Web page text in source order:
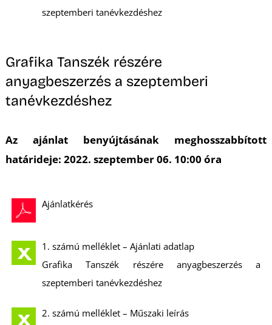
szeptemberi tanévkezdéshez
Grafika Tanszék részére
anyagbeszerzés a szeptemberi
tanévkezdéshez
Az ajánlat benyújtásának meghosszabbított
határideje: 2022. szeptember 06. 10:00 óra
Ajánlatkérés
1. számú melléklet – Ajánlati adatlap
Grafika Tanszék részére anyagbeszerzés a
szeptemberi tanévkezdéshez
2. számú melléklet – Műszaki leírás